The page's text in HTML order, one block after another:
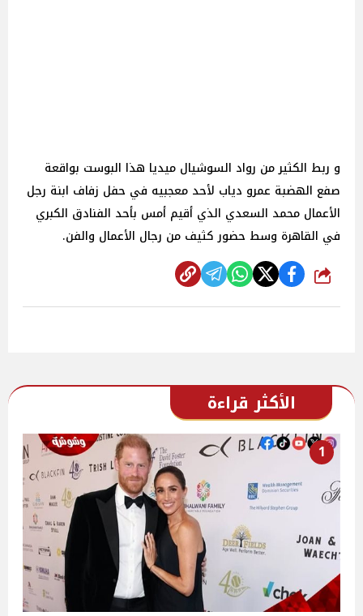
و ربط الكثير من رواد السوشيال ميديا هذا البوست بواقعة
صفع الهضبة عمرو دياب لأحد معجبيه في حفل زفاف ابنة رجل
الأعمال محمد السعدي الذي أقيم أمس بأحد الفنادق الكبري
في القاهرة وسط حضور كثيف من رجال الأعمال والفن.
شارك
الأكثر قراءة
1